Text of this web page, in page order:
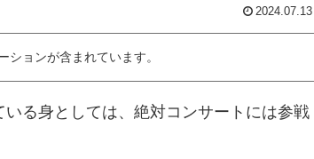
2024.07.13
ションが含まれています。
る身としては、絶対コンサートには参戦